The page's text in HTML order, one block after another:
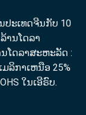
ປະເທດຈີນກັບ 10
ານໂດລາ
ໂດລາສະຫະລັດ :
ມລິ​ກາ​ເຫນືອ 25%
ໃນເອີຣົບ.